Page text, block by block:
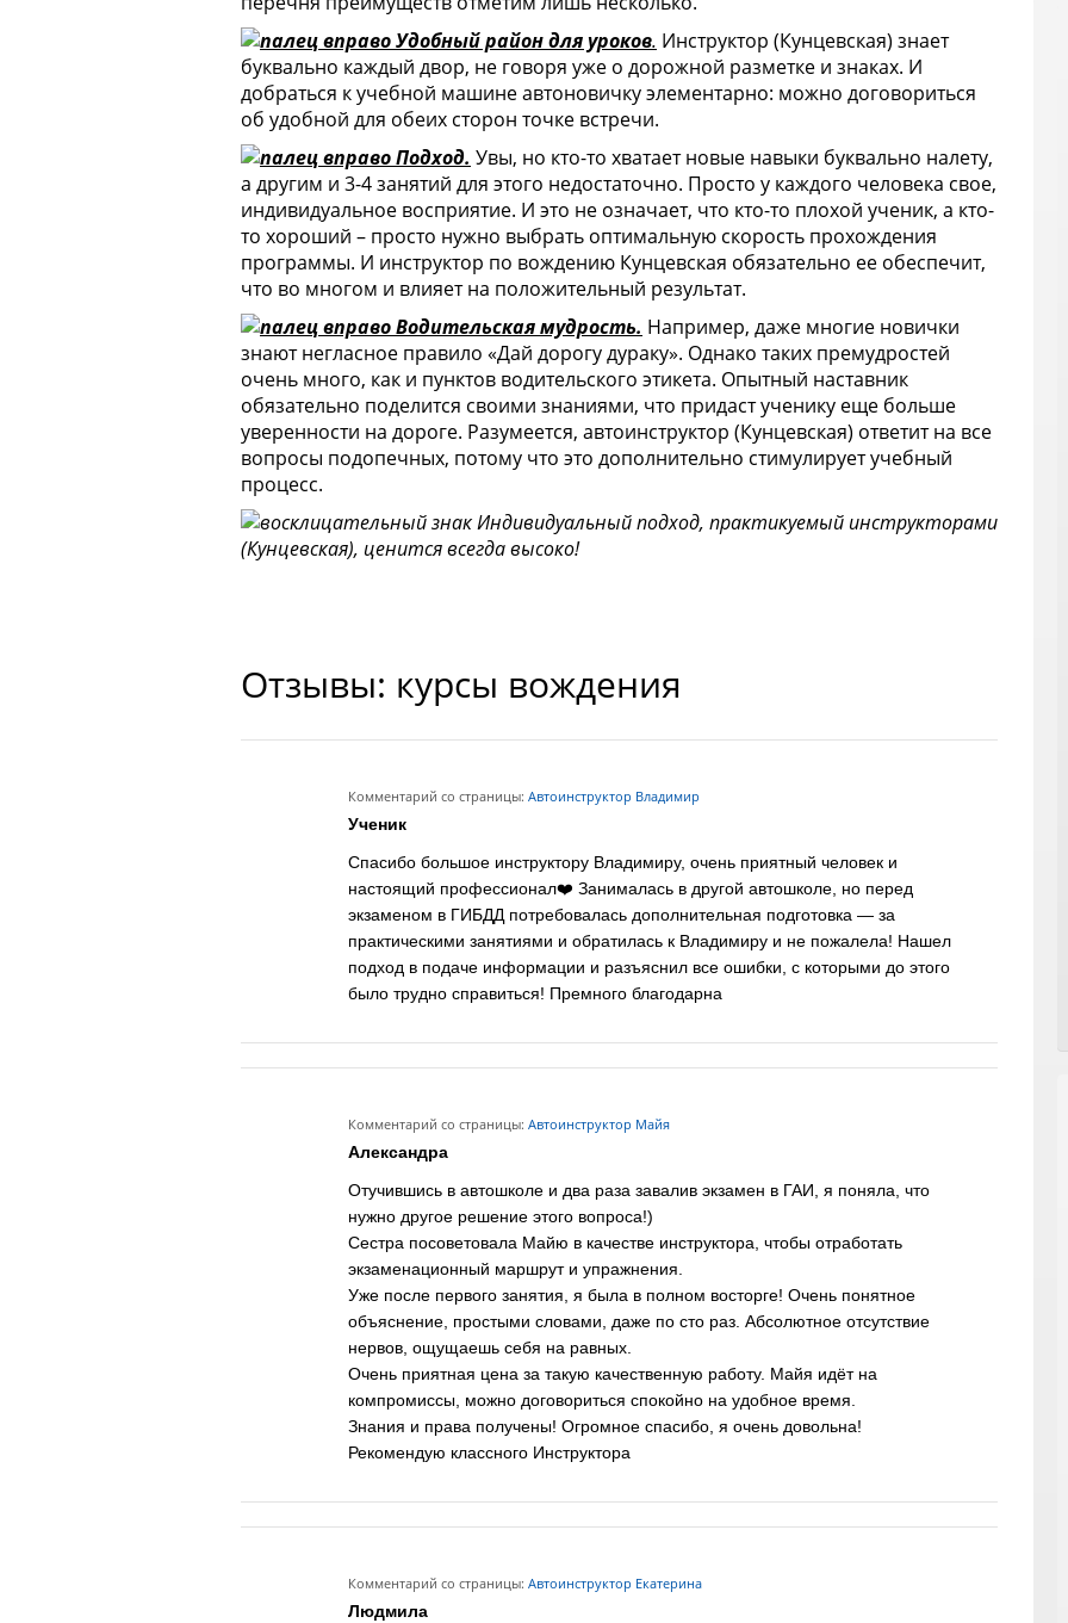
Удобный район для уроков. Инструктор (Кунцевская) знает
буквально каждый двор, не говоря уже о дорожной разметке и знаках. И
добраться к учебной машине автоновичку элементарно: можно договориться
об удобной для обеих сторон точке встречи.
Подход. Увы, но кто-то хватает новые навыки буквально налету,
а другим и 3-4 занятий для этого недостаточно. Просто у каждого человека свое,
индивидуальное восприятие. И это не означает, что кто-то плохой ученик, а кто-
то хороший – просто нужно выбрать оптимальную скорость прохождения
программы. И инструктор по вождению Кунцевская обязательно ее обеспечит,
что во многом и влияет на положительный результат.
Водительская мудрость. Например, даже многие новички
знают негласное правило «Дай дорогу дураку». Однако таких премудростей
очень много, как и пунктов водительского этикета. Опытный наставник
обязательно поделится своими знаниями, что придаст ученику еще больше
уверенности на дороге. Разумеется, автоинструктор (Кунцевская) ответит на все
вопросы подопечных, потому что это дополнительно стимулирует учебный
процесс.
Индивидуальный подход, практикуемый инструкторами
(Кунцевская), ценится всегда высоко!
Отзывы: курсы вождения
Комментарий со страницы: Автоинструктор Владимир
Ученик
Спасибо большое инструктору Владимиру, очень приятный человек и
настоящий профессионал❤️ Занималась в другой автошколе, но перед
экзаменом в ГИБДД потребовалась дополнительная подготовка — за
практическими занятиями и обратилась к Владимиру и не пожалела! Нашел
подход в подаче информации и разъяснил все ошибки, с которыми до этого
было трудно справиться! Премного благодарна
Комментарий со страницы: Автоинструктор Майя
Александра
Отучившись в автошколе и два раза завалив экзамен в ГАИ, я поняла, что
нужно другое решение этого вопроса!)
Сестра посоветовала Майю в качестве инструктора, чтобы отработать
экзаменационный маршрут и упражнения.
Уже после первого занятия, я была в полном восторге! Очень понятное
объяснение, простыми словами, даже по сто раз. Абсолютное отсутствие
нервов, ощущаешь себя на равных.
Очень приятная цена за такую качественную работу. Майя идёт на
компромиссы, можно договориться спокойно на удобное время.
Знания и права получены! Огромное спасибо, я очень довольна!
Рекомендую классного Инструктора
Комментарий со страницы: Автоинструктор Екатерина
Людмила